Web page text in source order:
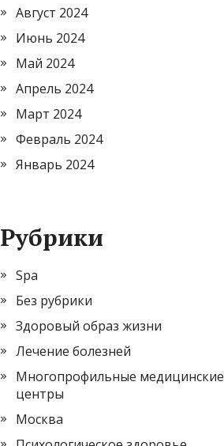
Август 2024
Июнь 2024
Май 2024
Апрель 2024
Март 2024
Февраль 2024
Январь 2024
Рубрики
Spa
Без рубрики
Здоровый образ жизни
Лечение болезней
Многопрофильные медицинские
центры
Москва